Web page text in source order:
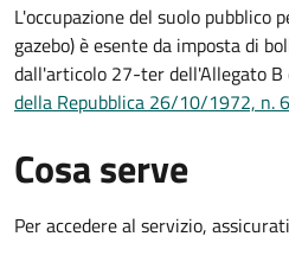
L'occupazione del suolo pubblico
gazebo) è esente da imposta di
dall'articolo 27-ter dell'Allegato B
della Repubblica 26/10/1972, n.
Cosa serve
Per accedere al servizio,